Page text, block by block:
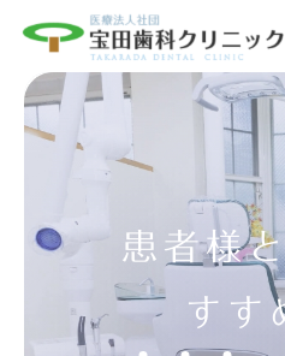
患者様
すす